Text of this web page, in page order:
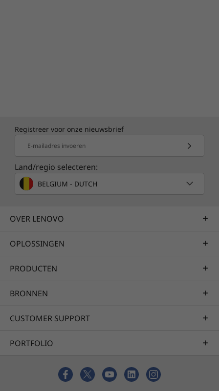
Registreer voor onze nieuwsbrief
E-mailadres invoeren
Land/regio selecteren:
BELGIUM - DUTCH
OVER LENOVO
OPLOSSINGEN
PRODUCTEN
BRONNEN
CUSTOMER SUPPORT
PORTFOLIO